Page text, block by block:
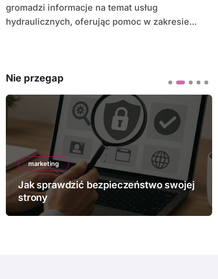
gromadzi informacje na temat usług
hydraulicznych, oferując pomoc w zakresie...
Nie przegap
marketing
Jak sprawdzić bezpieczeństwo swojej
strony